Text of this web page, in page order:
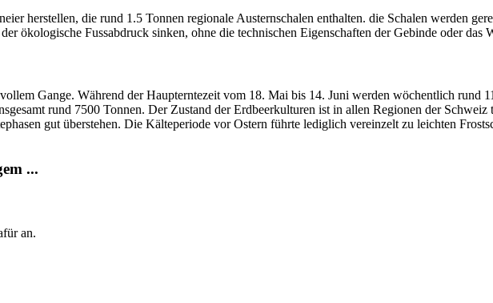
herstellen, die rund 1.5 Tonnen regionale Austernschalen enthalten. die Schalen werden
ökologische Fussabdruck sinken, ohne die technischen Eigenschaften der Gebinde oder das
Gange. Während der Haupterntezeit vom 18. Mai bis 14. Juni werden wöchentlich rund
rund 7500 Tonnen. Der Zustand der Erdbeerkulturen ist in allen Regionen der
gut überstehen. Die Kälteperiode vor Ostern führte lediglich vereinzelt zu leichten
...
an.